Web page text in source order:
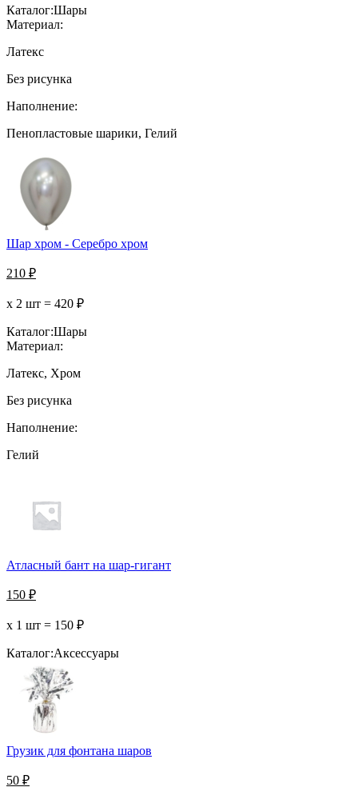
Каталог:Шары
Материал:
Латекс
Без рисунка
Наполнение:
Пенопластовые шарики, Гелий
Шар хром - Серебро хром
210 ₽
х 2 шт = 420 ₽
Каталог:Шары
Материал:
Латекс, Хром
Без рисунка
Наполнение:
Гелий
Атласный бант на шар-гигант
150 ₽
х 1 шт = 150 ₽
Каталог:Аксессуары
Грузик для фонтана шаров
50 ₽